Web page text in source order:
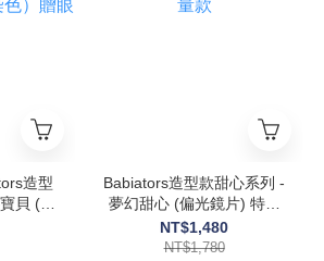
造型
貝 (偏
色）
Babiators造型款甜心系列 -
夢幻甜心 (偏光鏡片) 特殊
限量款
NT$1,480
NT$1,780